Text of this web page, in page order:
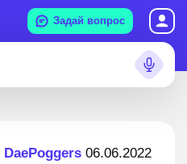
Задай вопрос
DaePoggers 06.06.2022